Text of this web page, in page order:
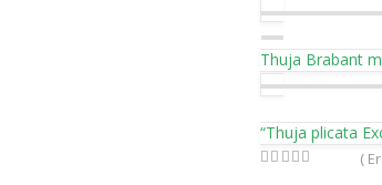
Thuja Brabant
“Thuja plicata
(